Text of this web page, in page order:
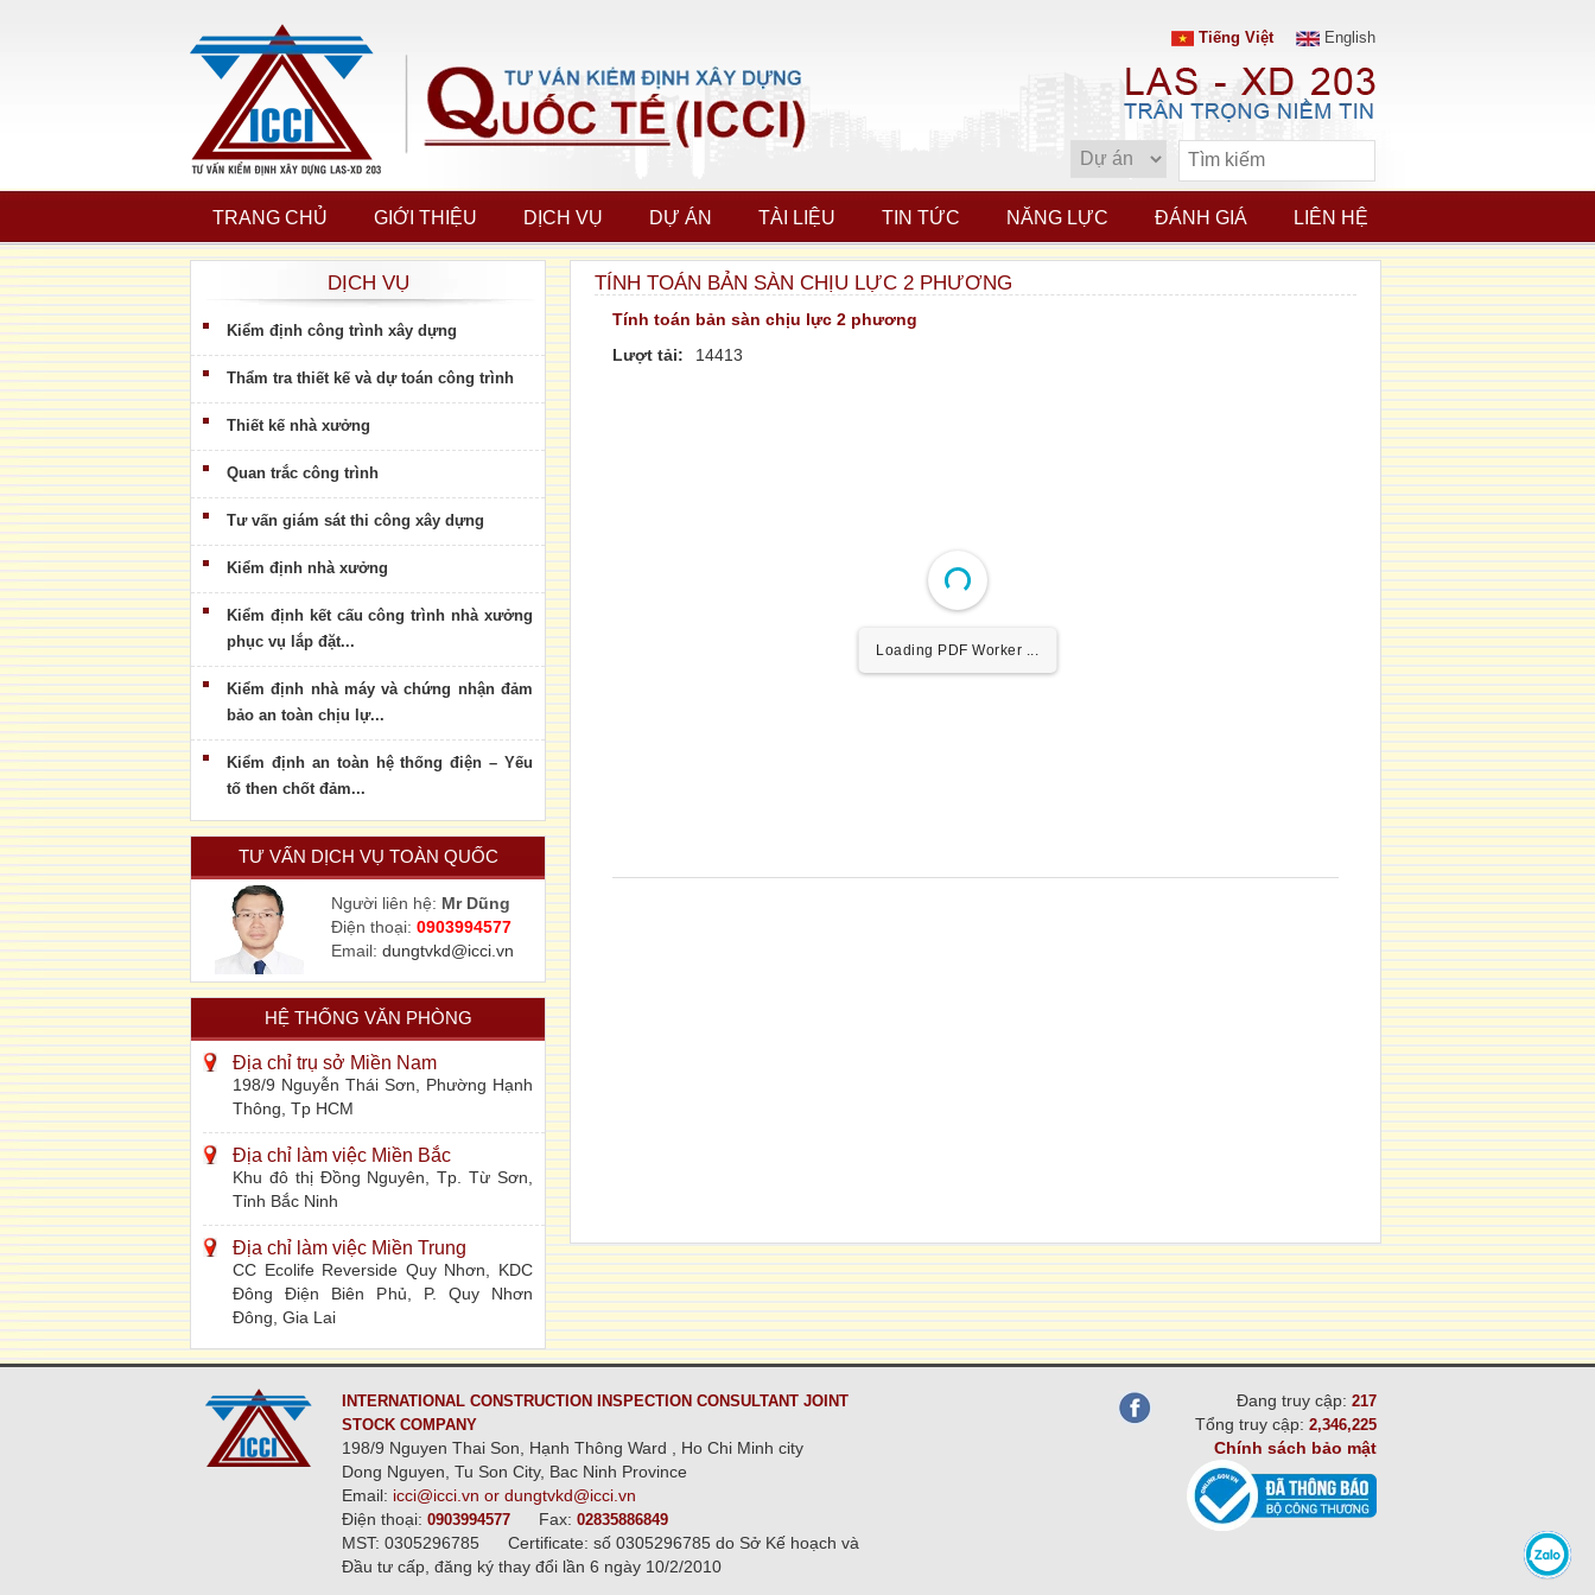
Tiếng Việt English
TRANG CHỦ GIỚI THIỆU DỊCH VỤ DỰ ÁN TÀI LIỆU TIN TỨC NĂNG LỰC ĐÁNH GIÁ LIÊN HỆ
DỊCH VỤ
Kiểm định công trình xây dựng
Thẩm tra thiết kế và dự toán công trình
Thiết kế nhà xưởng
Quan trắc công trình
Tư vấn giám sát thi công xây dựng
Kiểm định nhà xưởng
Kiểm định kết cấu công trình nhà xưởng
phục vụ lắp đặt...
Kiểm định nhà máy và chứng nhận đảm
bảo an toàn chịu lự...
Kiểm định an toàn hệ thống điện – Yếu
tố then chốt đảm...
TƯ VẤN DỊCH VỤ TOÀN QUỐC
Người liên hệ: Mr Dũng
Điện thoại: 0903994577
Email: dungtvkd@icci.vn
HỆ THỐNG VĂN PHÒNG
Địa chỉ trụ sở Miền Nam
198/9 Nguyễn Thái Sơn, Phường Hạnh
Thông, Tp HCM
Địa chỉ làm việc Miền Bắc
Khu đô thị Đồng Nguyên, Tp. Từ Sơn,
Tỉnh Bắc Ninh
Địa chỉ làm việc Miền Trung
CC Ecolife Reverside Quy Nhơn, KDC
Đông Điện Biên Phủ, P. Quy Nhơn
Đông, Gia Lai
TÍNH TOÁN BẢN SÀN CHỊU LỰC 2 PHƯƠNG
Tính toán bản sàn chịu lực 2 phương
Lượt tải:
14413
Loading PDF Worker ...
INTERNATIONAL CONSTRUCTION INSPECTION CONSULTANT JOINT
STOCK COMPANY
198/9 Nguyen Thai Son, Hạnh Thông Ward , Ho Chi Minh city
Dong Nguyen, Tu Son City, Bac Ninh Province
Email: icci@icci.vn or dungtvkd@icci.vn
Điện thoại: 0903994577 Fax: 02835886849
MST: 0305296785
Certificate: số 0305296785 do Sở Kế hoạch và
Đầu tư cấp, đăng ký thay đổi lần 6 ngày 10/2/2010
Đang truy cập: 217
Tổng truy cập: 2,346,225
Chính sách bảo mật